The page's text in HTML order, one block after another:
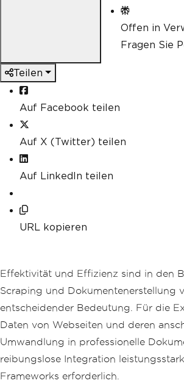
Offen in
Fragen Sie
Teilen
Auf Facebook teilen
Auf X (Twitter) teilen
Auf LinkedIn teilen
URL kopieren
Effektivität und Effizienz sind in den
Scraping und Dokumentenerstellung
entscheidender Bedeutung. Für die
Daten von Webseiten und deren
Umwandlung in professionelle
reibungslose Integration
Frameworks erforderlich.